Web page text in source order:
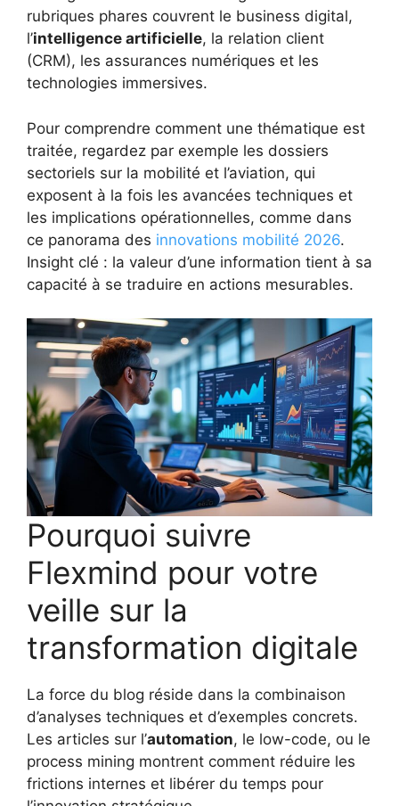
rubriques phares couvrent le business digital,
l’intelligence artificielle, la relation client
(CRM), les assurances numériques et les
technologies immersives.
Pour comprendre comment une thématique est
traitée, regardez par exemple les dossiers
sectoriels sur la mobilité et l’aviation, qui
exposent à la fois les avancées techniques et
les implications opérationnelles, comme dans
ce panorama des innovations mobilité 2026.
Insight clé : la valeur d’une information tient à sa
capacité à se traduire en actions mesurables.
Pourquoi suivre
Flexmind pour votre
veille sur la
transformation digitale
La force du blog réside dans la combinaison
d’analyses techniques et d’exemples concrets.
Les articles sur l’automation, le low-code, ou le
process mining montrent comment réduire les
frictions internes et libérer du temps pour